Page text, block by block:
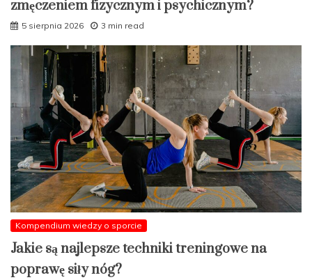
zmęczeniem fizycznym i psychicznym?
5 sierpnia 2026 3 min read
Kompendium wiedzy o sporcie
Jakie są najlepsze techniki treningowe na
poprawę siły nóg?